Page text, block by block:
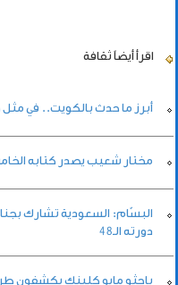
اقرأ أيضاً ثقافة
أبرز ما حدث بالكويت.. في مثل
مختار شعيب يصدر كتابه
البسّام: السعودية تشارك
دورته الـ48
باحثو مايو كلينك يكشفون